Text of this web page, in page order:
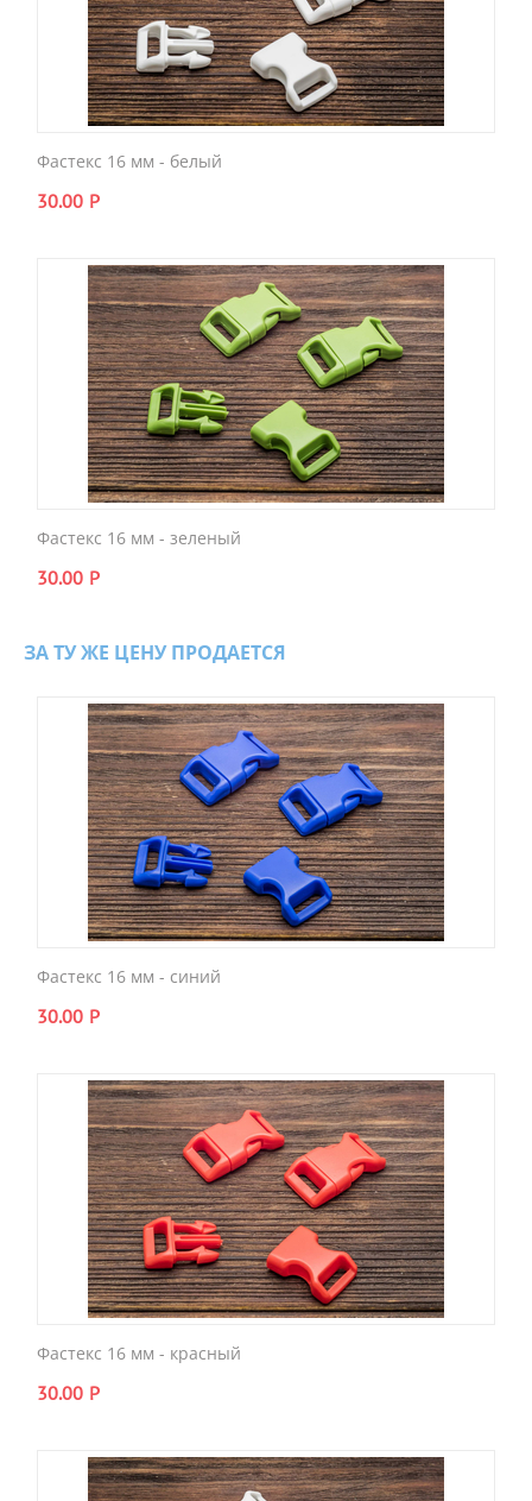
Фастекс 16 мм - белый
30.00 Р
Фастекс 16 мм - зеленый
30.00 Р
ЗА ТУ ЖЕ ЦЕНУ ПРОДАЕТСЯ
Фастекс 16 мм - синий
30.00 Р
Фастекс 16 мм - красный
30.00 Р